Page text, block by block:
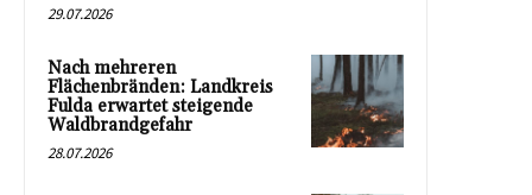
29.07.2026
Nach mehreren
Flächenbränden: Landkreis
Fulda erwartet steigende
Waldbrandgefahr
28.07.2026